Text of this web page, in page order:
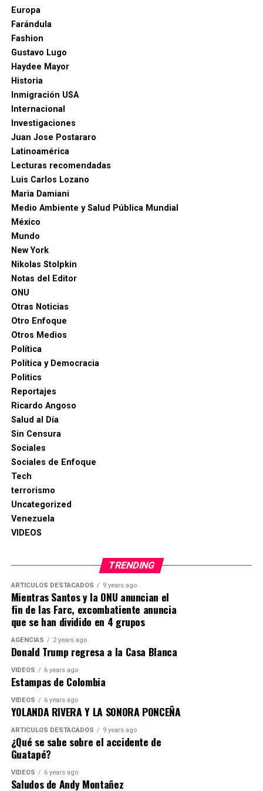
últimos años debilitaron la seguridad, la
institucionalidad y la confianza de los ciudadanos”,
destacó el nuevo mandatario.
Agencias.
Europa
Farándula
Fashion
Gustavo Lugo
Haydee Mayor
Historia
Inmigración USA
Internacional
Investigaciones
Juan Jose Postararo
Latinoamérica
Lecturas recomendadas
Luis Carlos Lozano
Maria Damiani
Medio Ambiente y Salud Pública Mundial
México
Mundo
New York
Nikolas Stolpkin
Notas del Editor
ONU
Otras Noticias
Otro Enfoque
Otros Medios
Política
Política y Democracia
Politics
Reportajes
Ricardo Angoso
Salud al Día
Sin Censura
Sociales
Sociales de Enfoque
Tech
terrorismo
Uncategorized
Venezuela
VIDEOS
TRENDING
ARTICULOS DESTACADOS 9 years ago
Mientras Santos y la ONU anuncian el
fin de las Farc, excombatiente anuncia
que se han dividido en 4 grupos
AGENCIAS 2 years ago
Donald Trump regresa a la Casa Blanca
VIDEOS 6 years ago
Estampas de Colombia
VIDEOS 6 years ago
YOLANDA RIVERA Y LA SONORA PONCEÑA
ARTICULOS DESTACADOS 9 years ago
¿Qué se sabe sobre el accidente de
Guatapé?
VIDEOS 6 years ago
Saludos de Andy Montañez